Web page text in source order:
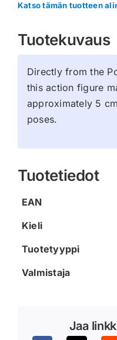
Katso tämän tuotteen
Tuotekuvaus
Directly from the
this action figure
approximately 5
poses.
Tuotetiedot
EAN
Kieli
Tuotetyyppi
Valmistaja
Jaa